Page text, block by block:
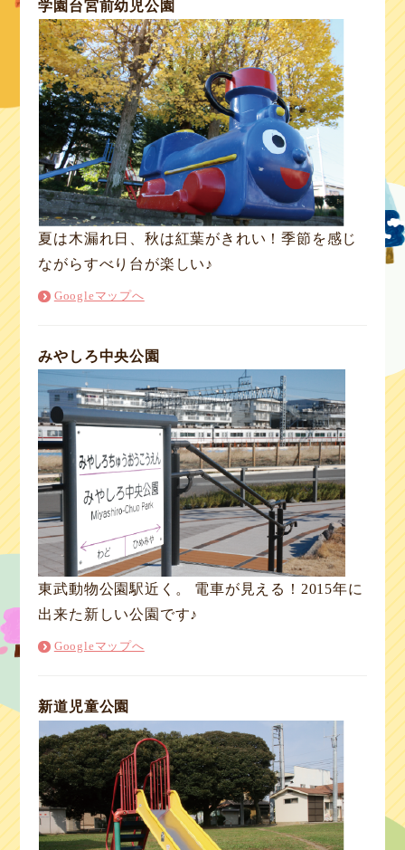
学園台宮前幼児公園
夏は木漏れ日、秋は紅葉がきれい！季節を感じ
ながらすべり台が楽しい♪
Googleマップへ
みやしろ中央公園
東武動物公園駅近く。 電車が見える！2015年に
出来た新しい公園です♪
Googleマップへ
新道児童公園